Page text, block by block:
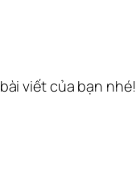
viết của bạn nhé!